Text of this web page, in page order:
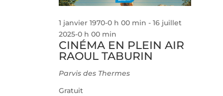
CINÉMA EN PLEIN AIR
RAOUL TABURIN
1 janvier 1970-0 h 00 min -16 juillet
2025-0 h 00 min
Parvis des Thermes
Gratuit